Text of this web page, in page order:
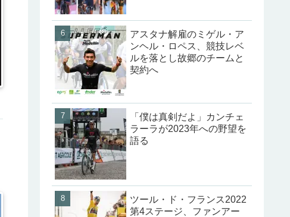
アスタナ解雇のミゲル・ア
ンヘル・ロペス、競技レベ
ルを落とし故郷のチームと
契約へ
「僕は真剣だよ」カンチェ
ラーラが2023年への野望を
語る
ツール・ド・フランス2022
第4ステージ、ファンアー